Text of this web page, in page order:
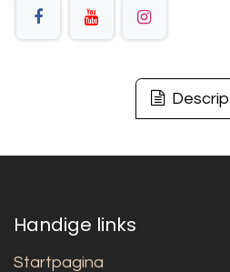
Handige links
Startpagina